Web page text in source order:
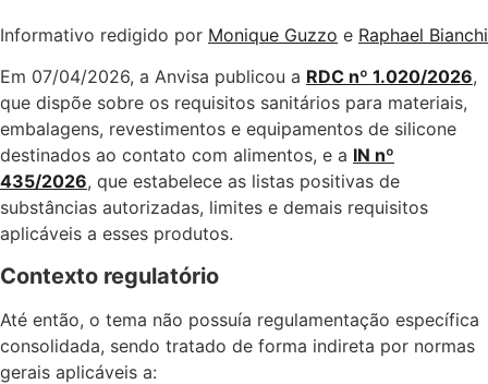
Informativo redigido por Monique Guzzo e Raphael Bianchi
Em 07/04/2026, a Anvisa publicou a RDC nº 1.020/2026,
que dispõe sobre os requisitos sanitários para materiais,
embalagens, revestimentos e equipamentos de silicone
destinados ao contato com alimentos, e a IN nº
435/2026, que estabelece as listas positivas de
substâncias autorizadas, limites e demais requisitos
aplicáveis a esses produtos.
Contexto regulatório
Até então, o tema não possuía regulamentação específica
consolidada, sendo tratado de forma indireta por normas
gerais aplicáveis a: